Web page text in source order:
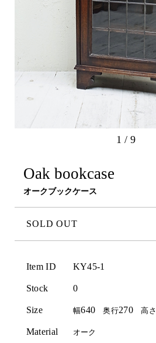
1 / 9
Oak bookcase
オークブックケース
SOLD OUT
Item ID KY45-1
Stock 0
Size 幅640 奥行270高さ
Material オーク